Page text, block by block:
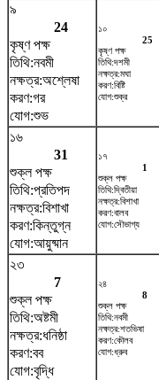
৯
24
কৃষ্ণ পক্ষ
তিথি:নবমী
নক্ষত্র:অশ্লেষা
করণ:গর
যোগ:শুভ
১০
25
কৃষ্ণ পক্ষ
তিথি:দশমী
নক্ষত্র:মঘা
করণ:বিষ্টি
যোগ:শুক্র
১৬
31
শুক্ল পক্ষ
তিথি:প্রতিপদ
নক্ষত্র:বিশাখা
করণ:কিন্তুগ্ন
যোগ:আয়ুষ্মান
১৭
1
শুক্ল পক্ষ
তিথি:দ্বিতীয়া
নক্ষত্র:বিশাখা
করণ:বালব
যোগ:সৌভাগ্য
২৩
7
শুক্ল পক্ষ
তিথি:অষ্টমী
নক্ষত্র:ধনিষ্ঠা
করণ:বব
যোগ:বৃদ্ধি
২৪
8
শুক্ল পক্ষ
তিথি:নবমী
নক্ষত্র:শতভিষ‌া
করণ:কৌলব
যোগ:ধ্রুব